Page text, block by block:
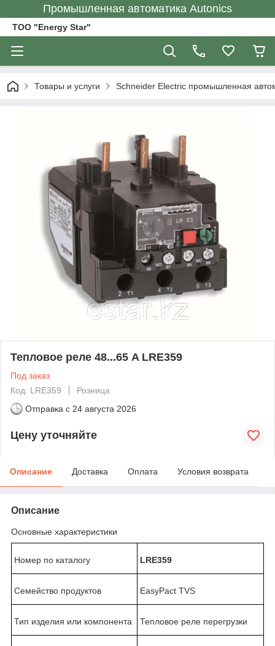
Промышленная автоматика Autonics
ТОО "Energy Star"
Товары и услуги Schneider Electric промышленная
Тепловое реле 48...65 A LRE359
Под заказ
Код: LRE359
Розница
Отправка с 24 августа 2026
Цену уточняйте
Описание Доставка Оплата Условия возврата
Описание
Основные характеристики
Номер по каталогу LRE359
Семейство продуктов EasyPact TVS
Тип изделия или компонента Тепловое реле перегрузки